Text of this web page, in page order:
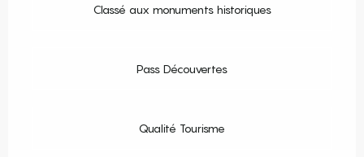
Classé aux monuments historiques
Pass Découvertes
Qualité Tourisme